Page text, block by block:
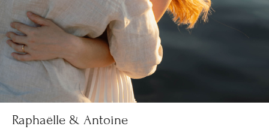
Raphaëlle & Antoine